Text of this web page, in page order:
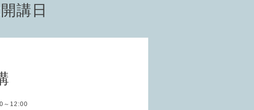
講日
～12:00